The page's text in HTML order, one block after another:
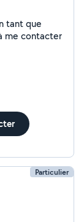
tant que
me contacter
Particulier